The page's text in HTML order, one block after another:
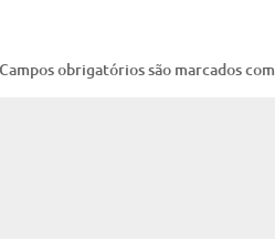
Campos obrigatórios são marcados com